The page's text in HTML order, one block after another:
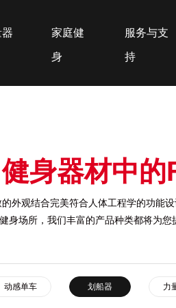
家庭健
身
服务与支
持
健身器材中的
外观结合完美符合人体工程学的功能
身场所，我们丰富的产品种类都将为您
动感单车 划船器 力